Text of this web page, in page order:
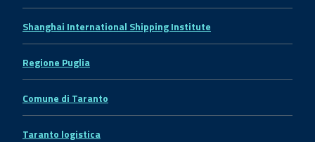
Shanghai International Shipping Institute
Regione Puglia
Comune di Taranto
Taranto logistica